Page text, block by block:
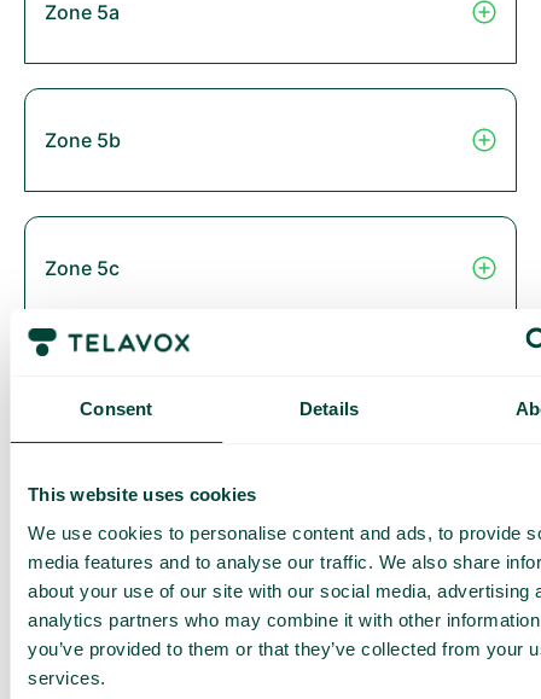
Consent Details
This website uses cookies
We use cookies to personalise content and ads, to provide
media features and to analyse our traffic. We also share
about your use of our site with our social media, advertising
analytics partners who may combine it with other
you’ve provided to them or that they’ve collected from your
services.
Zone 5a
Zone 5b
Zone 5c
Zone 2B